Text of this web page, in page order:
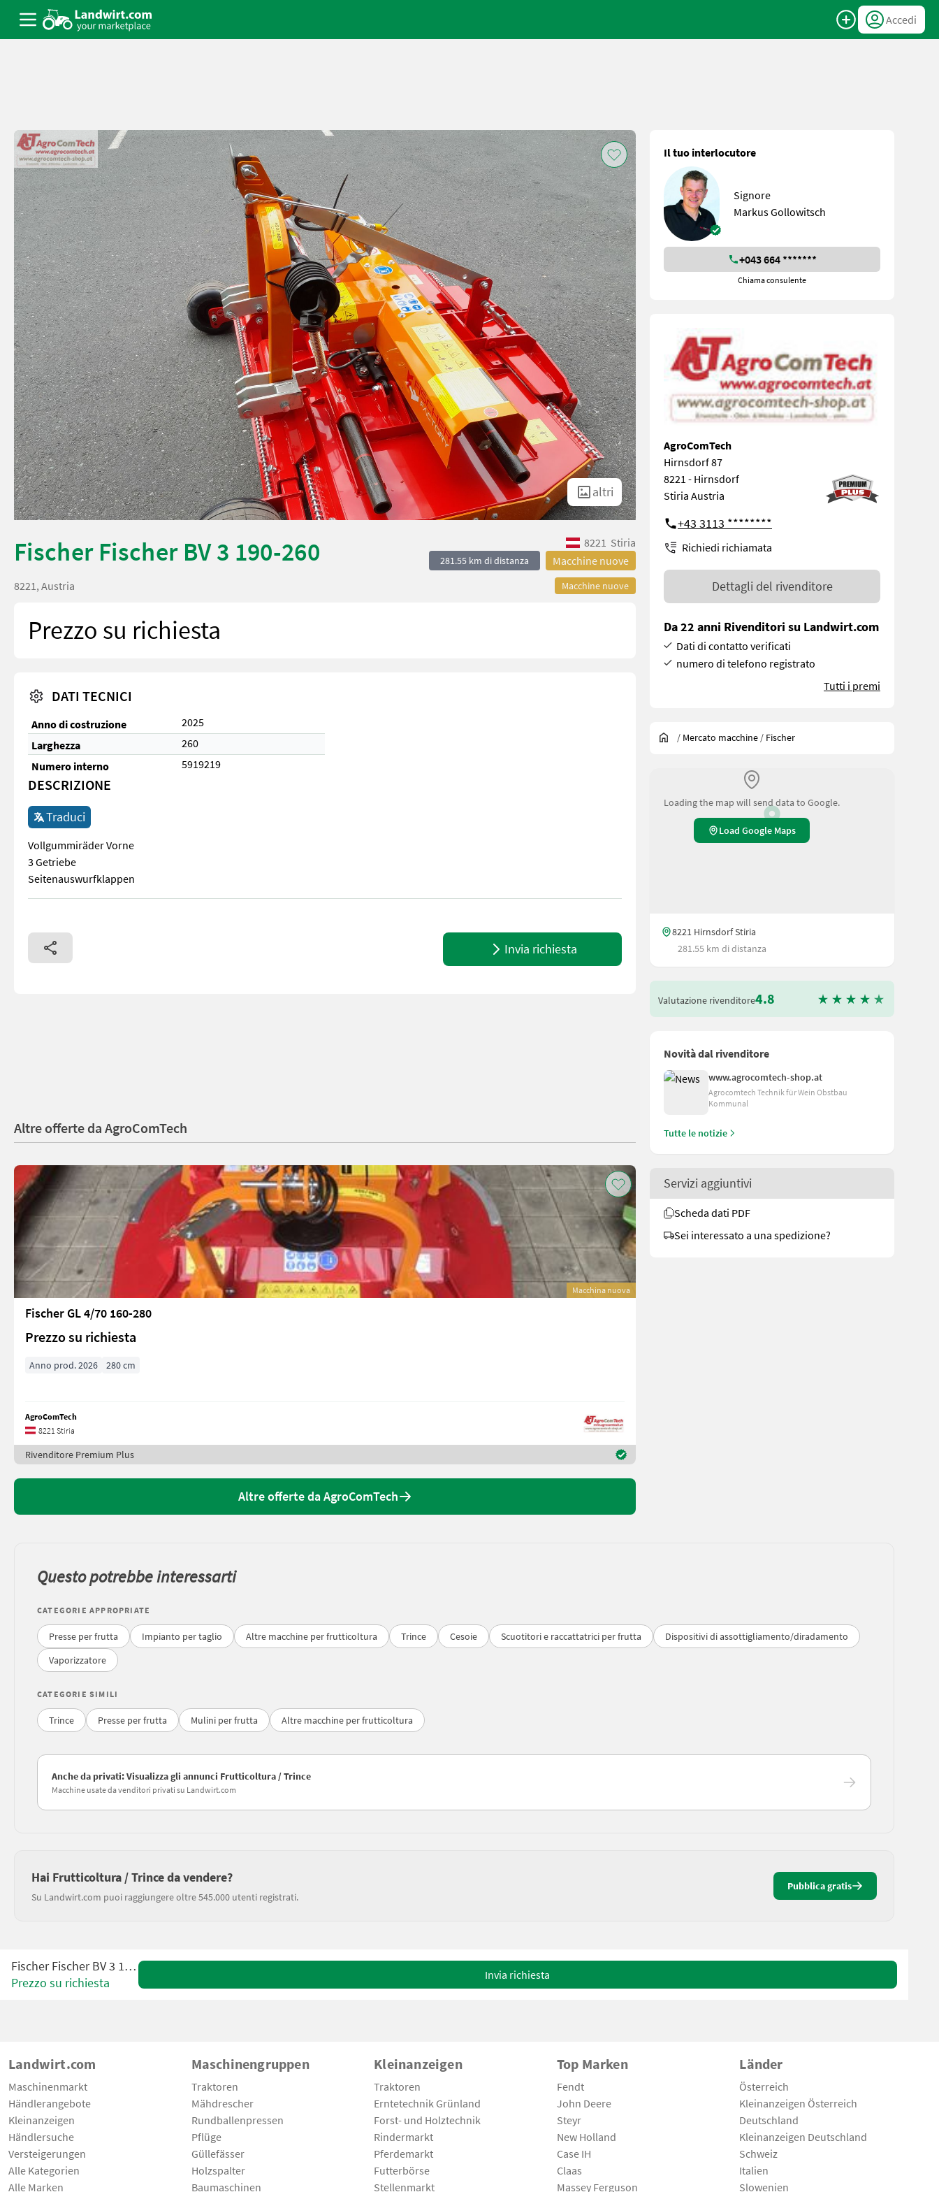
Accedi
altri
Fischer Fischer BV 3 190-260 8221 Stiria
281.55 km di distanza Macchine nuove
Macchine nuove
8221, Austria
Prezzo su richiesta
DATI TECNICI
Anno di costruzione
2025
Larghezza
260
Numero interno
5919219
DESCRIZIONE
Traduci
Vollgummiräder Vorne
3 Getriebe
Seitenauswurfklappen
Vollgummiräder Vorne 3 Getriebe Seitenauswurfklappen
Invia richiesta
Il tuo interlocutore
Signore
Markus Gollowitsch
+043 664 *******
Chiama consulente
AgroComTech
Hirnsdorf 87
8221 - Hirnsdorf
Stiria Austria
+43 3113 ********
Richiedi richiamata
Dettagli del rivenditore
Da 22 anni Rivenditori su Landwirt.com
Dati di contatto verificati
numero di telefono registrato
Tutti i premi
/ Mercato macchine / Fischer
Loading the map will send data to Google.
Load Google Maps
8221 Hirnsdorf Stiria
281.55 km di distanza
Valutazione rivenditore4.8
Novità dal rivenditore
www.agrocomtech-shop.at
Agrocomtech Technik für Wein Obstbau
Kommunal
Tutte le notizie
Servizi aggiuntivi
Scheda dati PDF
Sei interessato a una spedizione?
Altre offerte da AgroComTech
Macchina nuova
Fischer GL 4/70 160-280
Prezzo su richiesta
Anno prod. 2026 280 cm
AgroComTech
8221 Stiria
Rivenditore Premium Plus
Altre offerte da AgroComTech
Questo potrebbe interessarti
CATEGORIE APPROPRIATE
Presse per frutta Impianto per taglio Altre macchine per frutticoltura Trince Cesoie Scuotitori e raccattatrici per frutta
Dispositivi di assottigliamento/diradamento
Vaporizzatore
CATEGORIE SIMILI
Trince Presse per frutta Mulini per frutta Altre macchine per frutticoltura
Anche da privati: Visualizza gli annunci Frutticoltura / Trince
Macchine usate da venditori privati su Landwirt.com
Hai Frutticoltura / Trince da vendere?
Su Landwirt.com puoi raggiungere oltre 545.000 utenti registrati.
Pubblica gratis
Fischer Fischer BV 3 190-260
Prezzo su richiesta
Invia richiesta
Landwirt.com
Maschinenmarkt
Händlerangebote
Kleinanzeigen
Händlersuche
Versteigerungen
Alle Kategorien
Alle Marken
Maschinengruppen
Traktoren
Mähdrescher
Rundballenpressen
Pflüge
Güllefässer
Holzspalter
Baumaschinen
Kleinanzeigen
Traktoren
Erntetechnik Grünland
Forst- und Holztechnik
Rindermarkt
Pferdemarkt
Futterbörse
Stellenmarkt
Top Marken
Fendt
John Deere
Steyr
New Holland
Case IH
Claas
Massey Ferguson
Länder
Österreich
Kleinanzeigen Österreich
Deutschland
Kleinanzeigen Deutschland
Schweiz
Italien
Slowenien